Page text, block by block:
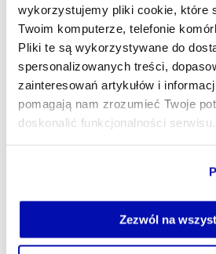
wykorzystujemy pliki cookie, które
Twoim komputerze, telefonie
Pliki te są wykorzystywane do
spersonalizowanych treści,
zainteresowań artykułów i
pomagają nam zrozumieć Twoje
doskonalić funkcjonalności serwisu.
Jeżeli nie wyrażasz zgody na
możesz łatwo zarządzać swoimi
własnej przeglądarce internetowej
Zezwól na
Niemiec Friedricha Merza w
pierwszy opowiedział się on za
zamrożonych rosyjskich
Ukrainę. Do tej pory Berlin
działaniom.
byłaby początkowo
długoterminowym budżetem UE
"Potrzebujemy nowego impulsu,